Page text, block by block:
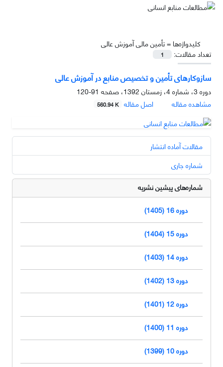
کلیدواژه‌ها =تأمین مالی آموزش عالی
تعداد مقالات:
1
سازوکارهای تأمین و تخصیص منابع در آموزش عالی
دوره 3، شماره 4، زمستان 1392، صفحه
91-120
مشاهده مقاله
اصل مقاله 560.94 K
مقالات آماده انتشار
شماره جاری
شماره‌های پیشین نشریه
دوره 16 (1405)
دوره 15 (1404)
دوره 14 (1403)
دوره 13 (1402)
دوره 12 (1401)
دوره 11 (1400)
دوره 10 (1399)